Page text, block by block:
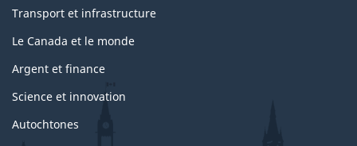
Transport et infrastructure
Le Canada et le monde
Argent et finance
Science et innovation
Autochtones